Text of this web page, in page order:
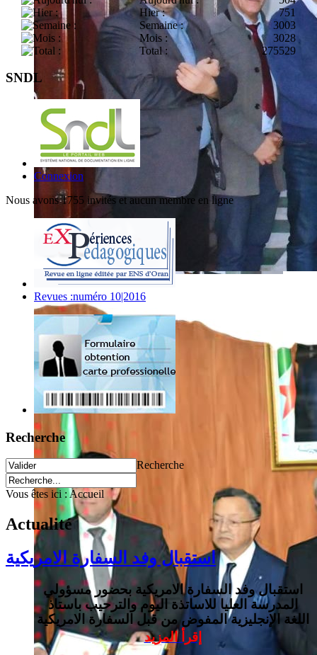
Hier :
751
Semaine :
3003
Mois :
3028
Total :
275529
SNDL
Connexion
Nous avons 1755 invités et aucun membre en ligne
Revues :numéro 10|2016
Recherche
Recherche
Vous êtes ici :Accueil
Actualité
استقبال وفد السفارة الامريكية
استقبال وفد السفارة الامريكية بحضور مسؤولي
المدرسة العليا للاساتذة اليوم والترحيب باستاذ
اللغة الإنجليزية المفوض من قبل السفارة الامريكية
إقرأ المزيد